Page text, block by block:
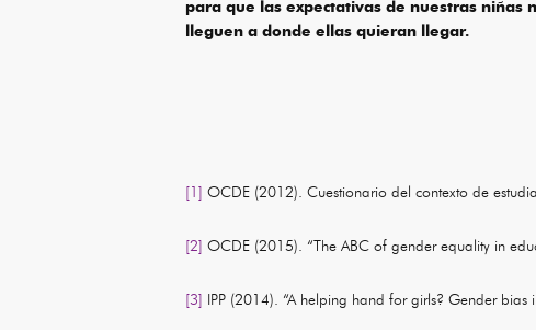
para que las expectativas de nuestras niñas
lleguen a donde ellas quieran llegar.
[1] OCDE (2012). Cuestionario del contexto de
[2] OCDE (2015). “The ABC of gender equality in
[3] IPP (2014). “A helping hand for girls? Gender bias